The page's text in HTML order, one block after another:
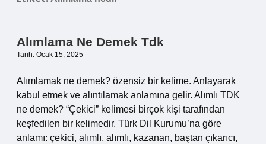
Alımlama Ne Demek Tdk
Tarih: Ocak 15, 2025
Alımlamak ne demek? özensiz bir kelime. Anlayarak
kabul etmek ve alıntılamak anlamına gelir. Alımlı TDK
ne demek? “Çekici” kelimesi birçok kişi tarafından
keşfedilen bir kelimedir. Türk Dil Kurumu’na göre
anlamı: çekici, alımlı, alımlı, kazanan, baştan çıkarıcı,